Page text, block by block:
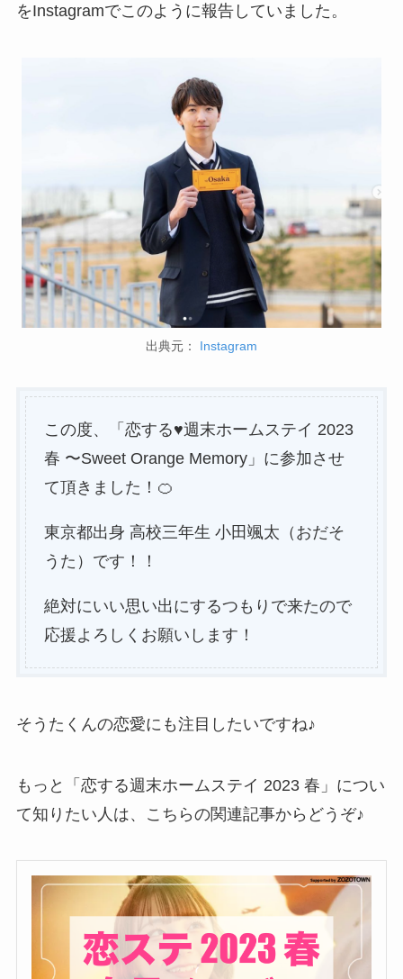
をInstagramでこのように報告していました。
出典元： Instagram
この度、「恋する♥週末ホームステイ 2023
春 〜Sweet Orange Memory」に参加させ
て頂きました！🍊
東京都出身 高校三年生 小田颯太（おだそ
うた）です！！
絶対にいい思い出にするつもりで来たので
応援よろしくお願いします！
そうたくんの恋愛にも注目したいですね♪
もっと「恋する週末ホームステイ 2023 春」につい
て知りたい人は、こちらの関連記事からどうぞ♪